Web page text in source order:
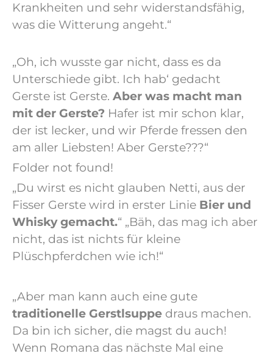
Krankheiten und sehr widerstandsfähig,
was die Witterung angeht.“
„Oh, ich wusste gar nicht, dass es da
Unterschiede gibt. Ich hab‘ gedacht
Gerste ist Gerste. Aber was macht man
mit der Gerste? Hafer ist mir schon klar,
der ist lecker, und wir Pferde fressen den
am aller Liebsten! Aber Gerste???“
Folder not found!
„Du wirst es nicht glauben Netti, aus der
Fisser Gerste wird in erster Linie Bier und
Whisky gemacht.“ „Bäh, das mag ich aber
nicht, das ist nichts für kleine
Plüschpferdchen wie ich!“
„Aber man kann auch eine gute
traditionelle Gerstlsuppe draus machen.
Da bin ich sicher, die magst du auch!
Wenn Romana das nächste Mal eine